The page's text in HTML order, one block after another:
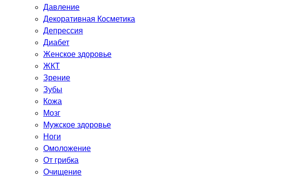
Давление
Декоративная Косметика
Депрессия
Диабет
Женское здоровье
ЖКТ
Зрение
Зубы
Кожа
Мозг
Мужское здоровье
Ноги
Омоложение
От грибка
Очищение